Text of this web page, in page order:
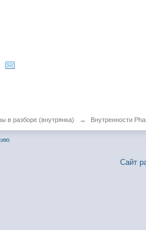
в разборе (внутрянка) → Внутренности
Сайт